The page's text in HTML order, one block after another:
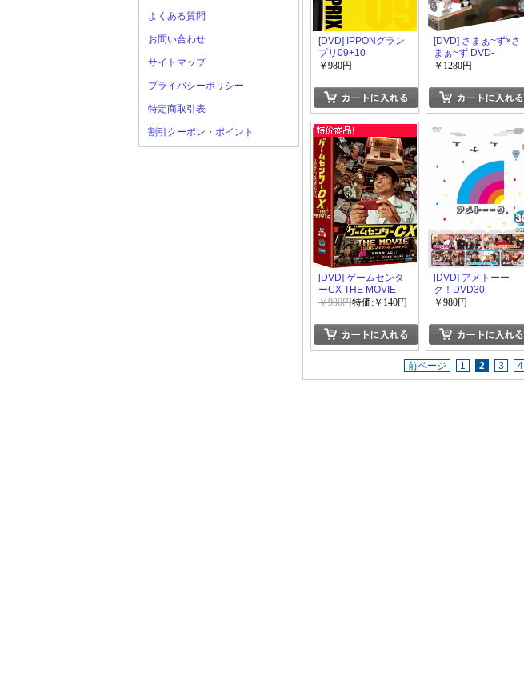
よくある質問
お問い合わせ
サイトマップ
プライバシーポリシー
特定商取引表
割引クーポン・ポイント
[DVD] IPPONグラン
プリ09+10
￥980円
[DVD] さまぁ~ず×さ
まぁ~ず DVD-
BOX(22,23+特)
￥1280円
[DVD] ゲームセンタ
ーCX THE MOVIE
1986 マイティボンジ
￥980円特価:￥140円
[DVD] アメトーー
ク！DVD30
￥980円
前ページ 1 2 3 4